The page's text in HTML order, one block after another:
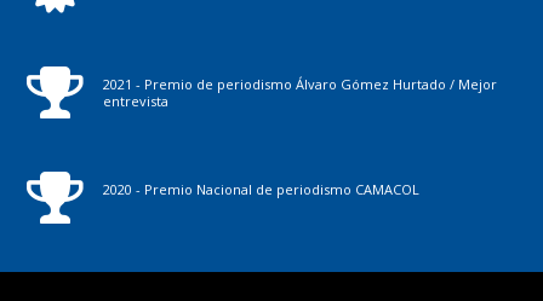
2021 - Premio de periodismo Álvaro Gómez Hurtado / Mejor
entrevista
2020 - Premio Nacional de periodismo CAMACOL